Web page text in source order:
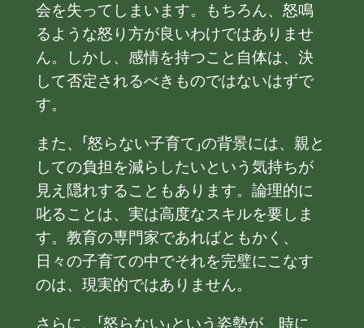
会を失ってしまいます。もちろん、怒鳴
るような怒り方が良いわけではありませ
ん。しかし、感情を持つこと自体は、決
して否定されるべきものではないはずで
す。
また、「怒らない子育て」の背景には、親と
しての負担を減らしたいという気持ちが
見え隠れすることもあります。論理的に
叱ることは、実は高度なスキルを要しま
す。教育の専門家であればともかく、
日々の子育ての中でそれを完璧にこなす
のは、現実的ではありません。